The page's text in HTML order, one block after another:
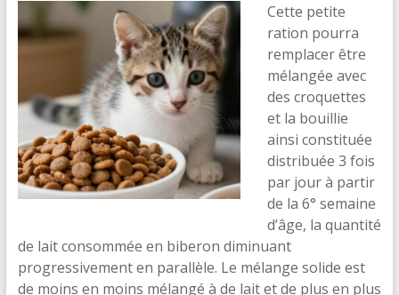
Cette petite
ration pourra
remplacer être
mélangée avec
des croquettes
et la bouillie
ainsi constituée
distribuée 3 fois
par jour à partir
de la 6° semaine
d’âge, la quantité
de lait consommée en biberon diminuant
progressivement en parallèle. Le mélange solide est
de moins en moins mélangé à de lait et de plus en plus